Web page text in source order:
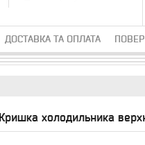
ДОСТАВКА ТА ОПЛАТА
Кришка холодильника